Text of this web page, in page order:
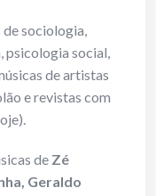
sociologia,
psicologia social,
de artistas
e revistas com
de Zé
Geraldo